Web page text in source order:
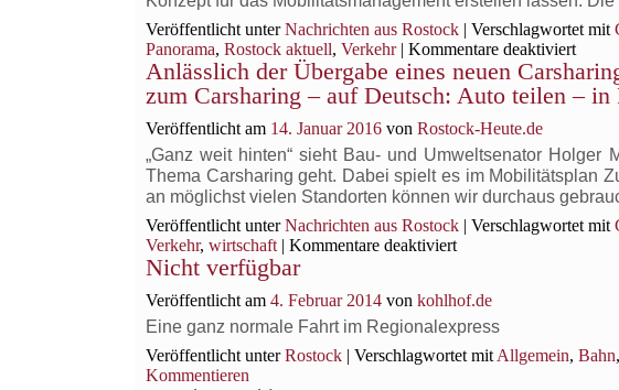
Veröffentlicht unter Nachrichten aus Rostock | Verschlagwortet mit
Panorama, Rostock aktuell, Verkehr | Kommentare deaktiviertfür
Die
ihr
zum
vor
der
Anlässlich der Übergabe eines neuen
zum Carsharing – auf Deutsch: Auto teilen –
Veröffentlicht am 14. Januar 2016 von Rostock-Heute.de
„Ganz weit hinten“ sieht Bau- und Umweltsenator
Thema Carsharing geht. Dabei spielt es im Mobilitätsplan
an möglichst vielen Standorten können wir durchaus
Veröffentlicht unter Nachrichten aus Rostock | Verschlagwortet mit
Verkehr, wirtschaft | Kommentare deaktiviertfür
Übergabe
eines
Carsharing-
Nicht verfügbar
Veröffentlicht am 4. Februar 2014 von kohlhof.de
Eine ganz normale Fahrt im Regionalexpress
Veröffentlicht unter Rostock | Verschlagwortet mit Allgemein, Bahn,
Kommentieren